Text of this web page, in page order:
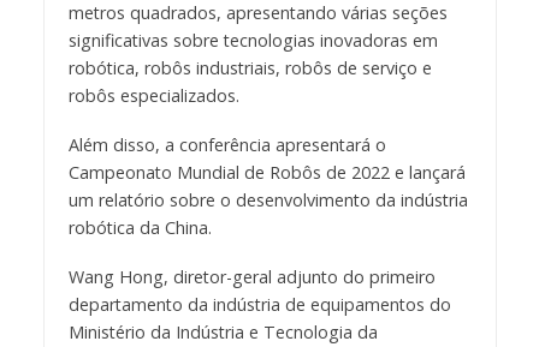
metros quadrados, apresentando várias seções
significativas sobre tecnologias inovadoras em
robótica, robôs industriais, robôs de serviço e
robôs especializados.
Além disso, a conferência apresentará o
Campeonato Mundial de Robôs de 2022 e lançará
um relatório sobre o desenvolvimento da indústria
robótica da China.
Wang Hong, diretor-geral adjunto do primeiro
departamento da indústria de equipamentos do
Ministério da Indústria e Tecnologia da